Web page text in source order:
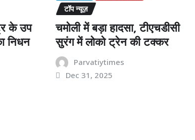
के उप
निधन
टॉप न्यूज़
चमोली में बड़ा हादसा, टीएचडीसी
सुरंग में लोको ट्रेन की टक्कर
Parvatiytimes
Dec 31, 2025